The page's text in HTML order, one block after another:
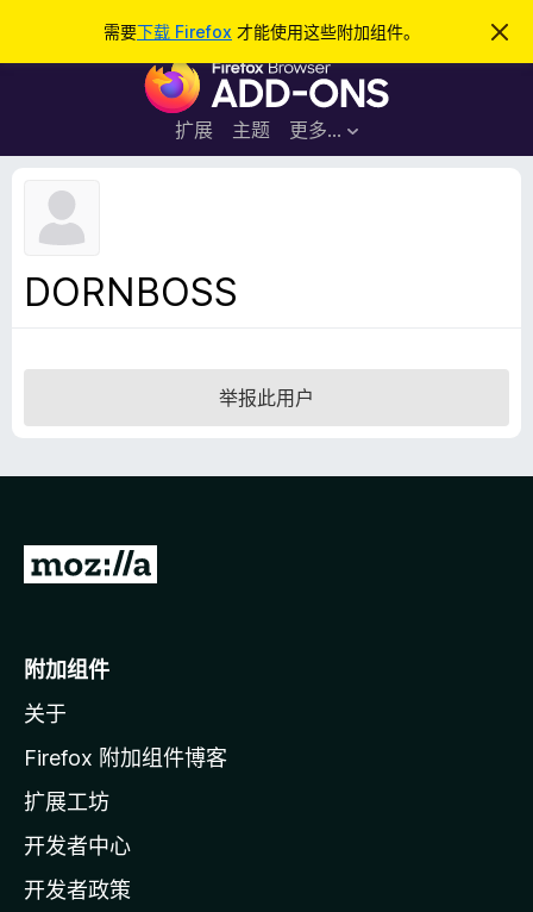
需要下载 Firefox 才能使用这些附加组件。
忽
此
F
r
e
加
组
扩展 主题 更多…
登录
DORNBOSS
举报此用户
转
o
i
l
a
主
页
附加组件
关于
Firefox 附加组件博客
扩展工坊
开发者中心
开发者政策